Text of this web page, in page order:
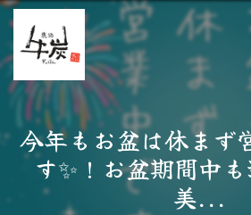
今年もお盆は休まず
す✨！お盆期間中
美...